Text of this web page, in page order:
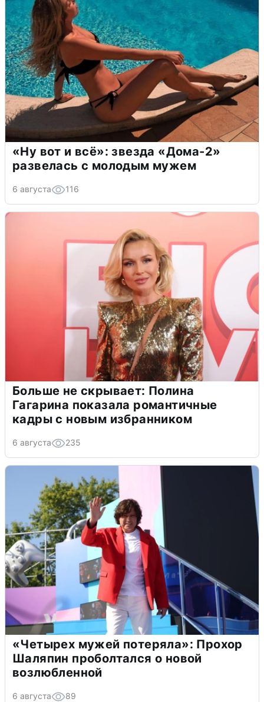
«Ну вот и всё»: звезда «Дома-2»
развелась с молодым мужем
6 августа 116
Больше не скрывает: Полина
Гагарина показала романтичные
кадры с новым избранником
6 августа 235
«Четырех мужей потеряла»: Прохор
Шаляпин проболтался о новой
возлюбленной
6 августа 89